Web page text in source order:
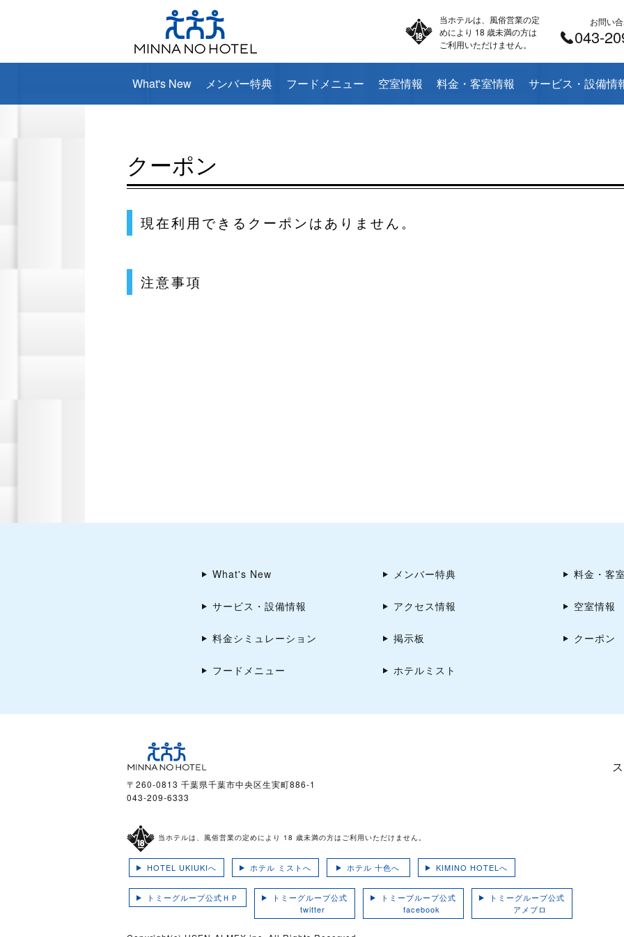
当ホテルは、風俗営業の定
めにより 18 歳未満の方は
ご利用いただけません。
お問い
043-
What's New メンバー特典 フードメニュー 空室情報 料金・客室情報 サービス・設備情
クーポン
現在利用できるクーポンはありません。
注意事項
What's New メンバー特典 料金・客
サービス・設備情報 アクセス情報 空室情報
料金シミュレーション 掲示板 クーポン
フードメニュー ホテルミスト
〒260-0813 千葉県千葉市中央区生実町886-1
043-209-6333
当ホテルは、風俗営業の定めにより 18 歳未満の方はご利用いただけません。
HOTEL UKIUKIへ ホテル ミストへ ホテル 十色へ KIMINO HOTELへ
トミーグループ公式ＨＰ
トミーグループ公式
twitter
トミーブループ公式
facebook
トミーグループ公式
アメブロ